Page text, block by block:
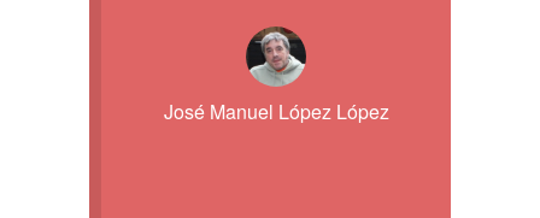
José Manuel López López